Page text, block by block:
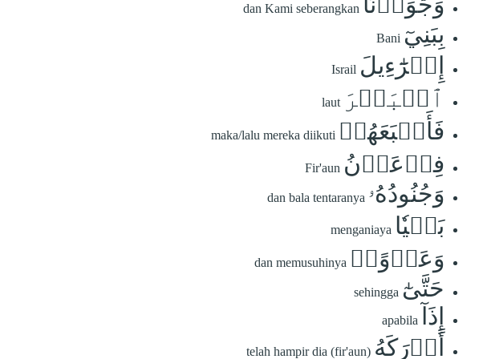
dan Kami seberangkan
بِبَنِيٓ Bani
إِسۡرَٰٓءِيلَ Israil
ٱلۡبَحۡرَ laut
فَأَتۡبَعَهُمۡ maka/lalu mereka diikuti
فِرۡعَوۡنُ Fir'aun
وَجُنُودُهُۥ dan bala tentaranya
بَغۡيٗا menganiaya
وَعَدۡوًاۖ dan memusuhinya
حَتَّىٰٓ sehingga
إِذَآ apabila
أَدۡرَكَهُ telah hampir dia (fir'aun)